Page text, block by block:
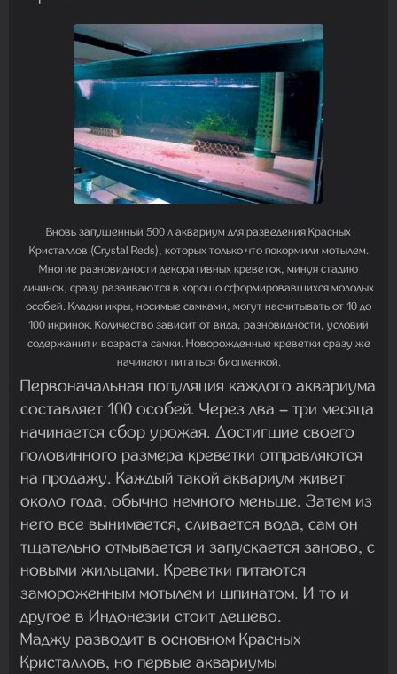
Вновь запущенный 500 л аквариум для разведения Красных
Кристаллов (Crystal Reds), которых только что покормили мотылем.
Многие разновидности декоративных креветок, минуя стадию
личинок, сразу развиваются в хорошо сформировавшихся молодых
особей. Кладки икры, носимые самками, могут насчитывать от 10 до
100 икринок. Количество зависит от вида, разновидности, условий
содержания и возраста самки. Новорожденные креветки сразу же
начинают питаться биопленкой.
Первоначальная популяция каждого аквариума
составляет 100 особей. Через два – три месяца
начинается сбор урожая. Достигшие своего
половинного размера креветки отправляются
на продажу. Каждый такой аквариум живет
около года, обычно немного меньше. Затем из
него все вынимается, сливается вода, сам он
тщательно отмывается и запускается заново, с
новыми жильцами. Креветки питаются
замороженным мотылем и шпинатом. И то и
другое в Индонезии стоит дешево.
Маджу разводит в основном Красных
Кристаллов, но первые аквариумы